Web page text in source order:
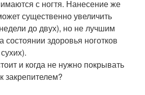
с ногтя. Нанесение же
существенно увеличить
до двух), но не лучшим
состоянии здоровья ноготков
и когда не нужно покрывать
закрепителем?